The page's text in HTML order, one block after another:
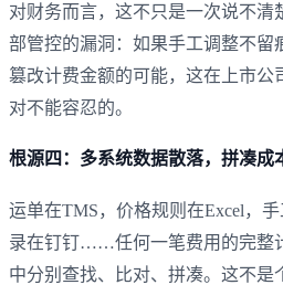
对财务而言，这不只是一次说不清
部管控的漏洞：如果手工调整不留
篡改计费金额的可能，这在上市公
对不能容忍的。
根源四：多系统数据散落，拼凑成
运单在TMS，价格规则在Excel，
录在钉钉……任何一笔费用的完整
中分别查找、比对、拼凑。这不是